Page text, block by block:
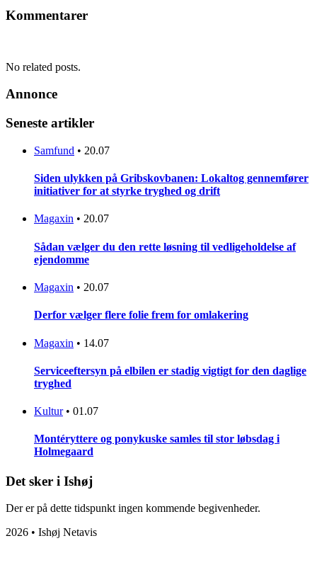
Kommentarer
No related posts.
Annonce
Seneste artikler
Samfund • 20.07
Siden ulykken på Gribskovbanen: Lokaltog gennemfører
initiativer for at styrke tryghed og drift
Magaxin • 20.07
Sådan vælger du den rette løsning til vedligeholdelse af
ejendomme
Magaxin • 20.07
Derfor vælger flere folie frem for omlakering
Magaxin • 14.07
Serviceeftersyn på elbilen er stadig vigtigt for den daglige
tryghed
Kultur • 01.07
Montéryttere og ponykuske samles til stor løbsdag i
Holmegaard
Det sker i Ishøj
Der er på dette tidspunkt ingen kommende begivenheder.
2026 • Ishøj Netavis